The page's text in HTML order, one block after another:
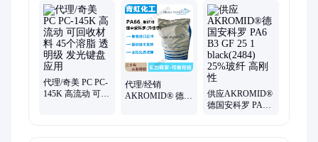
PPSU、PPS、PC、PC/ABS、ABS、润滑脂、PTFE、特富龙
代理/奇美 PC PC-
145K 高流动 可回
代理/经销
AKROMID® 德国
供应AKROMID®
德国安科罗 PA6